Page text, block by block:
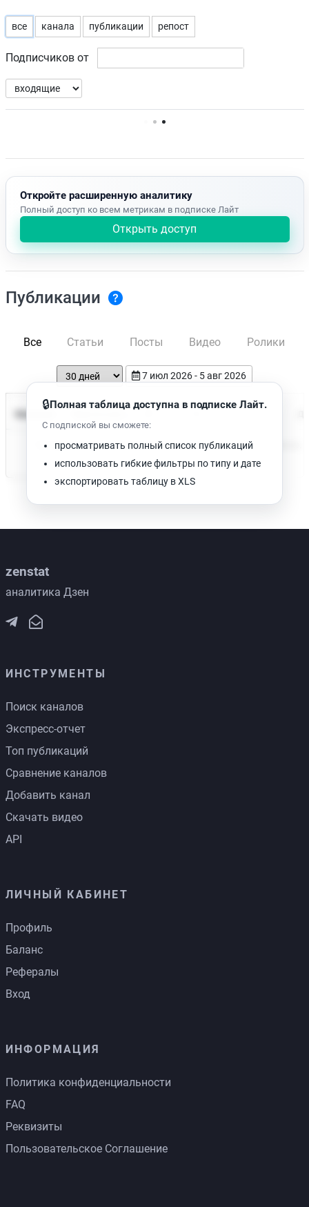
все канала публикации репост
Подписчиков от
Нет доступных упоминаний.
Откройте расширенную аналитику
Полный доступ ко всем метрикам в подписке Лайт
Открыть доступ
Публикации
Все Статьи Посты Видео Ролики
7 июл 2026 - 5 авг 2026
Время чтения
Нет доступных публикаций. Попробуйте изменить фильтр.
🔒Полная таблица доступна в подписке Лайт.
С подпиской вы сможете:
просматривать полный список публикаций
использовать гибкие фильтры по типу и дате
экспортировать таблицу в XLS
zenstat
аналитика Дзен
ИНСТРУМЕНТЫ
Поиск каналов
Экспресс-отчет
Топ публикаций
Сравнение каналов
Добавить канал
Скачать видео
API
ЛИЧНЫЙ КАБИНЕТ
Профиль
Баланс
Рефералы
Вход
ИНФОРМАЦИЯ
Политика конфиденциальности
FAQ
Реквизиты
Пользовательское Соглашение